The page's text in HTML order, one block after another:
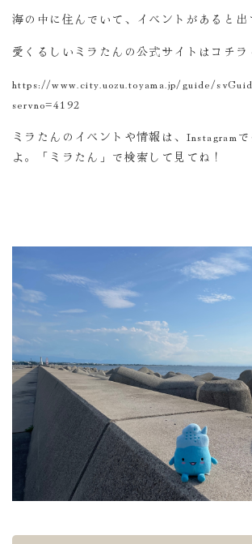
海の中に住んでいて、イベントがあると出
愛くるしいミラたんの公式サイトはコチ
https://www.city.uozu.toyama.jp/guide/
servno=4192
ミラたんのイベントや情報は、Instagram
よ。「ミラたん」で検索して見てね！